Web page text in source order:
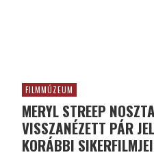
FILMMÚZEUM
MERYL STREEP
VISSZANÉZETT PÁR
KORÁBBI